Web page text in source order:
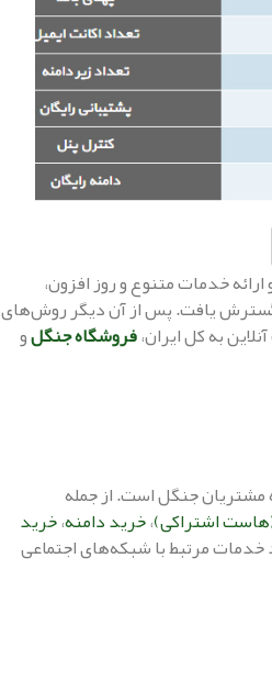
خدمات متنوع و روز افزون،
گسترش یافت. پس از آن دیگر روش‌های
به کل ایران،فروشگاه جنگلو
مشتریان جنگل است. از جمله
اشتراکی)،خرید دامنه،خرید
خدمات مرتبط با شبکه‌های اجتماعی